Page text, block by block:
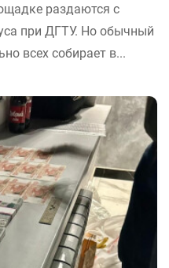
раздаются с
при ДГТУ. Но обычный
всех собирает в...